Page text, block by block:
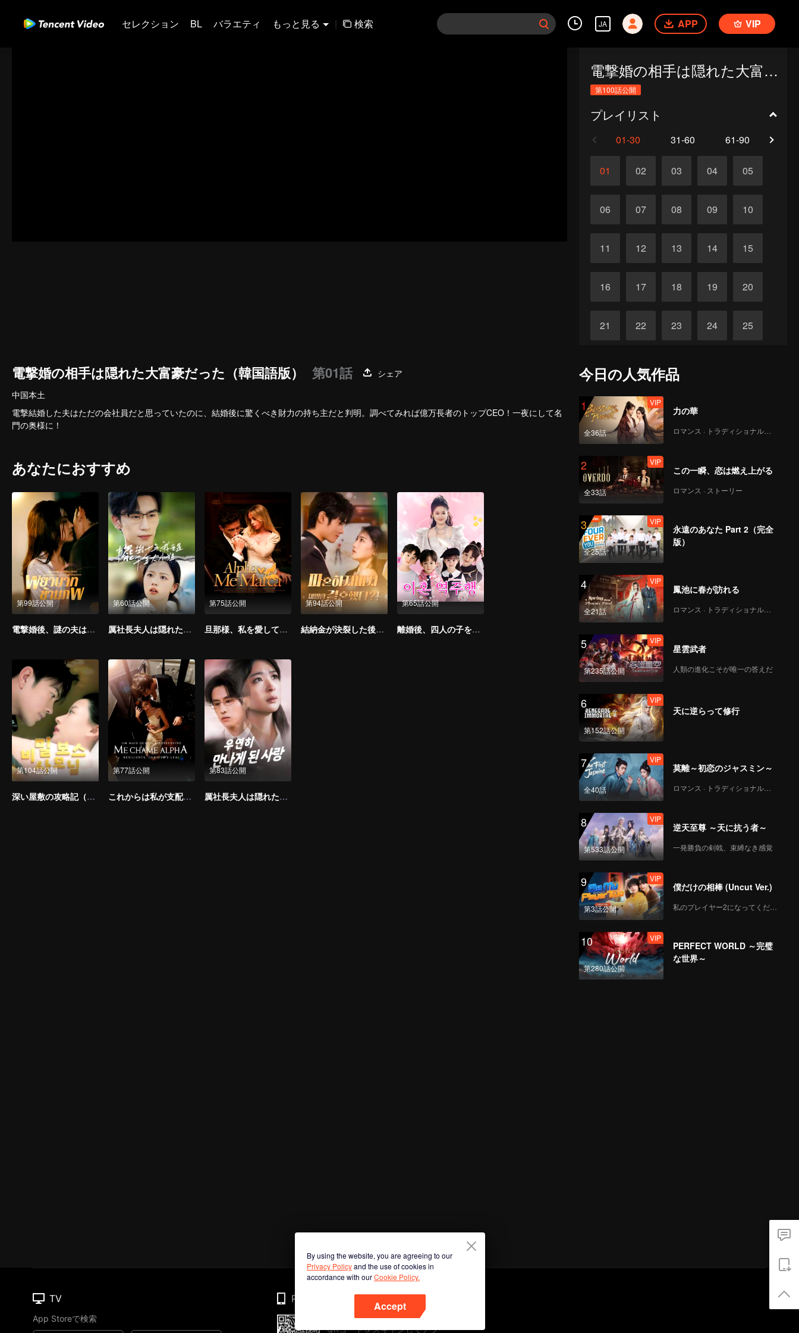
セレクション BL バラエティ もっと見る | 検索 JA APP VIP
電撃婚の相手は隠れた大富豪だった（韓国語版）
第100話公開
プレイリスト
01-30 31-60 61-90
01 02 03 04 05
06 07 08 09 10
11 12 13 14 15
16 17 18 19 20
21 22 23 24 25
電撃婚の相手は隠れた大富豪だった（韓国語版） 第01話
シェア
中国本土
電撃結婚した夫はただの会社員だと思っていたのに、結婚後に驚くべき財力の持ち主だと判明。調べてみれば億万長者のトップCEO！一夜にして名
門の奥様に！
あなたにおすすめ
第99話公開
電撃婚後、謎の夫は実は上司だった（タイ語版）
第60話公開
厲社長夫人は隠れた大物だった（繁体中文版）
第75話公開
旦那様、私を愛してください
第94話公開
結納金が決裂した後、千億の大富豪と結婚した（韓国語版）
第65話公開
離婚後、四人の子を連れて元夫の家を爆破（韓国語版）
第104話公開
深い屋敷の攻略記（韓国語版）
第77話公開
これからは私が支配する
第83話公開
厲社長夫人は隠れた大物だった（韓国語版）
今日の人気作品
1
全36話
VIP
力の華
ロマンス · トラディショナル・コスチューム
2
全33話
VIP
この一瞬、恋は燃え上がる
ロマンス · ストーリー
3
全25話
VIP
永遠のあなた Part 2（完全
版）
4
全21話
VIP
鳳池に春が訪れる
ロマンス · トラディショナル・コスチューム
5
第235話公開
VIP
星雲武者
人類の進化こそが唯一の答えだ
6
第152話公開
VIP
天に逆らって修行
7
全40話
VIP
莫離～初恋のジャスミン～
ロマンス · トラディショナル・コスチューム
8
第533話公開
VIP
逆天至尊 ～天に抗う者～
一発勝負の剣戟、束縛なき感覚
9
第3話公開
VIP
僕だけの相棒 (Uncut Ver.)
私のプレイヤー2になってください
10
第280話公開
VIP
PERFECT WORLD ～完璧
な世界～
By using the website, you are agreeing to our
Privacy Policyand the use of cookies in
accordance with ourCookie Policy.
Accept
TV
App Storeで検索
Phone
QRコードをスキャンしてアプ